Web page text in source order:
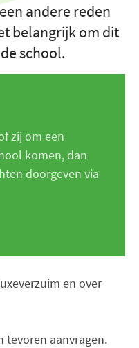
andere reden
belangrijk om dit
school.
zij om een
komen, dan
doorgeven via
en over
tevoren aanvragen.